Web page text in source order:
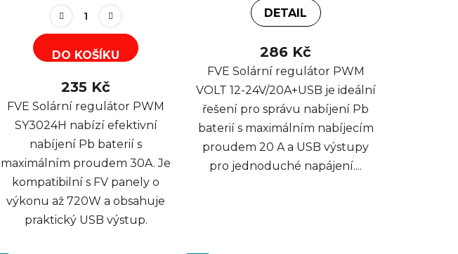
DO KOŠÍKU
235 Kč
FVE Solární regulátor PWM
SY3024H nabízí efektivní
nabíjení Pb baterií s
maximálním proudem 30A. Je
kompatibilní s FV panely o
výkonu až 720W a obsahuje
praktický USB výstup.
DETAIL
286 Kč
FVE Solární regulátor PWM
VOLT 12-24V/20A+USB je ideální
řešení pro správu nabíjení Pb
baterií s maximálním nabíjecím
proudem 20 A a USB výstupy
pro jednoduché napájení....